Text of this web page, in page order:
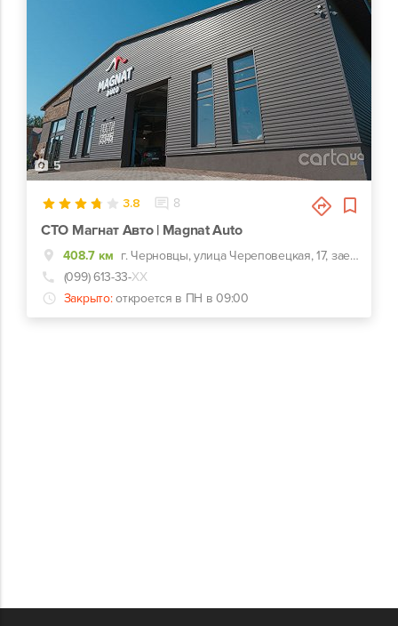
5
3.8 8
СТО Магнат Авто | Magnat Auto
408.7 км
г. Черновцы, улица Череповецкая, 17, заезд с ул. Комунальников
(099) 613-33-ХХ
Закрыто: откроется в ПН в 09:00